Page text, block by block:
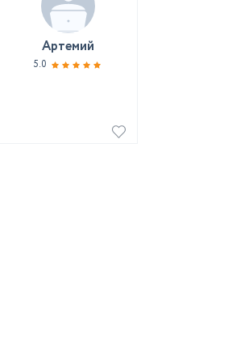
Артемий
5.0